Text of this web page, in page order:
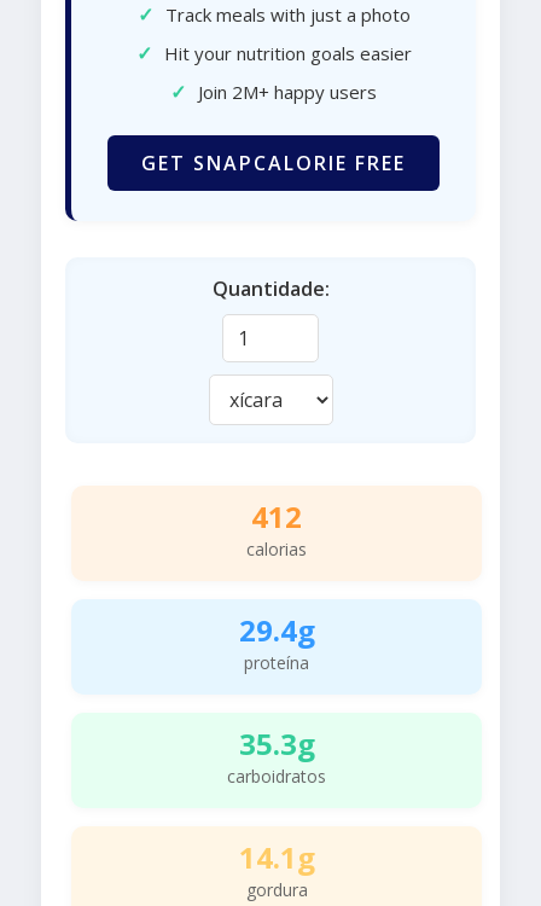
✓ Track meals with just a photo
✓ Hit your nutrition goals easier
✓ Join 2M+ happy users
GET SNAPCALORIE FREE
Quantidade:
412
calorias
29.4g
proteína
35.3g
carboidratos
14.1g
gordura